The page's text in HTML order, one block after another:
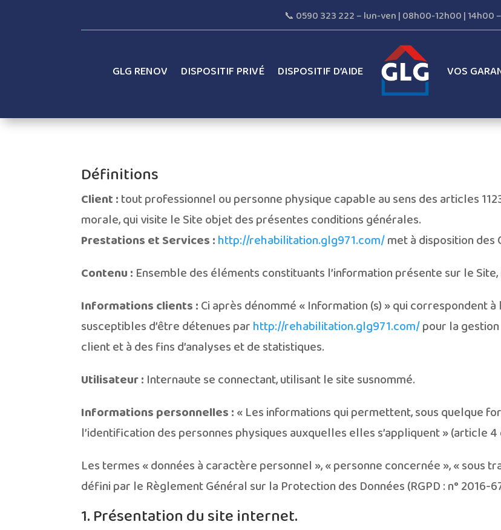
📞 0590 323 222 – lun-ven | 08h00-12h00 | 14h00
GLG RENOV DISPOSITIF PRIVÉ DISPOSITIF D’AIDE VOS
Définitions
Client :tout professionnel ou personne physique capable au sens des articles
morale, qui visite le Site objet des présentes conditions générales.
Prestations et Services :http://rehabilitation.glg971.com/met à disposition des
Contenu : Ensemble des éléments constituants l’information présente sur le
Informations clients :Ci après dénommé « Information (s) » qui correspondent
susceptibles d’être détenues parhttp://rehabilitation.glg971.com/pour la
client et à des fins d’analyses et de statistiques.
Utilisateur : Internaute se connectant, utilisant le site susnommé.
Informations personnelles :« Les informations qui permettent, sous quelque
l’identification des personnes physiques auxquelles elles s’appliquent » (article 4
Les termes « données à caractère personnel », « personne concernée », « sous
défini par le Règlement Général sur la Protection des Données (RGPD : n° 2016-
1. Présentation du site internet.